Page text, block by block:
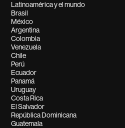
Latinoamérica y el mundo
Brasil
México
Argentina
Colombia
Venezuela
Chile
Perú
Ecuador
Panamá
Uruguay
Costa Rica
El Salvador
República Dominicana
Guatemala